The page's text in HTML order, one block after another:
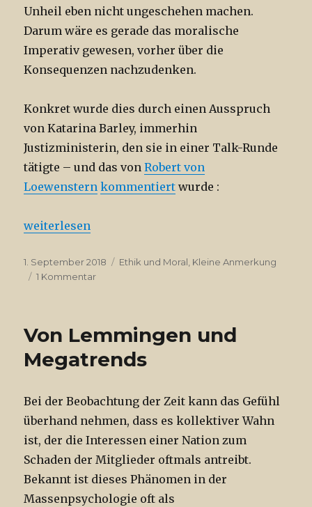
Unheil eben nicht ungeschehen machen.
Darum wäre es gerade das moralische
Imperativ gewesen, vorher über die
Konsequenzen nachzudenken.
Konkret wurde dies durch einen Ausspruch
von Katarina Barley, immerhin
Justizministerin, den sie in einer Talk-Runde
tätigte – und das vonRobert von
Loewenstern kommentiert wurde :
„Gutmensch … gut gemeint und schlecht gemacht“
weiterlesen
Veröffentlicht
am
1. September 2018 Kategorien
Ethik und Moral, Kleine Anmerkung
1 Kommentarzu
gemeint
schlecht
Von Lemmingen und
Megatrends
Bei der Beobachtung der Zeit kann das Gefühl
überhand nehmen, dass es kollektiver Wahn
ist, der die Interessen einer Nation zum
Schaden der Mitglieder oftmals antreibt.
Bekannt ist dieses Phänomen in der
Massenpsychologie oft als